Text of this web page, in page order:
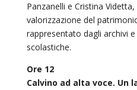
Panzanelli e Cristina Videtta,
valorizzazione del
rappresentato dagli archivi
scolastiche.
Ore 12
Calvino ad alta voce. Un